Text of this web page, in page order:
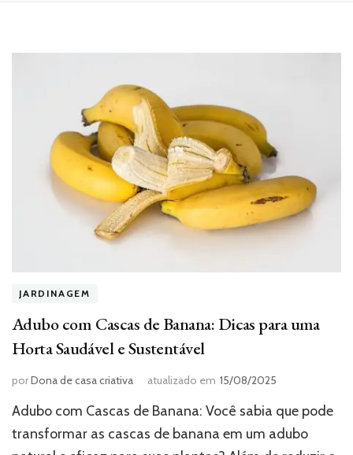
JARDINAGEM
Adubo com Cascas de Banana: Dicas para uma
Horta Saudável e Sustentável
porDona de casa criativa atualizado em 15/08/2025
Adubo com Cascas de Banana: Você sabia que pode
transformar as cascas de banana em um adubo